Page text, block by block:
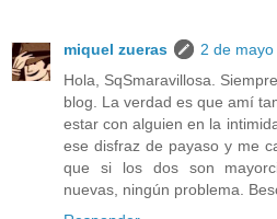
miquel zueras
2 de
Hola, SqSmaravillosa.
blog. La verdad es que amí
estar con alguien en la
ese disfraz de payaso y me
que si los dos son
nuevas, ningún problema.